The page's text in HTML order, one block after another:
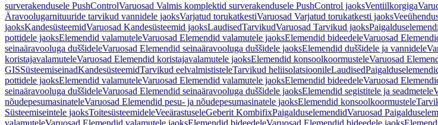
surverakendusele PushControlVaruosad Valmis komplektid surverakendusele PushControl jaoksVentiilkorgiga
Äravoolugarnituuride tarvikud vannidele jaoksVarjatud torukatkestiVaruosad Varjatud torukatkesti jaoks
jaoksKandesüsteemidVaruosad Kandesüsteemid jaoksLaudisedTarvikudVaruosad Tarvikud jaoks
pottidele jaoksElemendid valamuteleVaruosad Elemendid valamutele jaoksElemendid bideedeleVaruosad
seinaäravooluga duššideleVaruosad Elemendid seinaäravooluga duššidele jaoksElemendid duššidele ja vannidele
koristajavalamuteleVaruosad Elemendid koristajavalamutele jaoksElemendid konsoolkoormusteleVaruosad
GISSüsteemiseinadKandesüsteemidTarvikud eelvalmististeleTarvikud heliisolatsioonileLaudised
pottidele jaoksElemendid valamuteleVaruosad Elemendid valamutele jaoksElemendid bideedeleVaruosad
seinaäravooluga duššideleVaruosad Elemendid seinaäravooluga duššidele jaoksElemendid segistitele ja seadmetele
nõudepesumasinateleVaruosad Elemendid pesu- ja nõudepesumasinatele jaoksElemendid konsoolkoormustele
Süsteemiseintele jaoksToitesüsteemideleVeeärastuseleGeberit KombifixPaigalduselemendidVaruosad
valamuteleVaruosad Elemendid valamutele jaoksElemendid bideedeleVaruosad Elemendid bideedele jaoks